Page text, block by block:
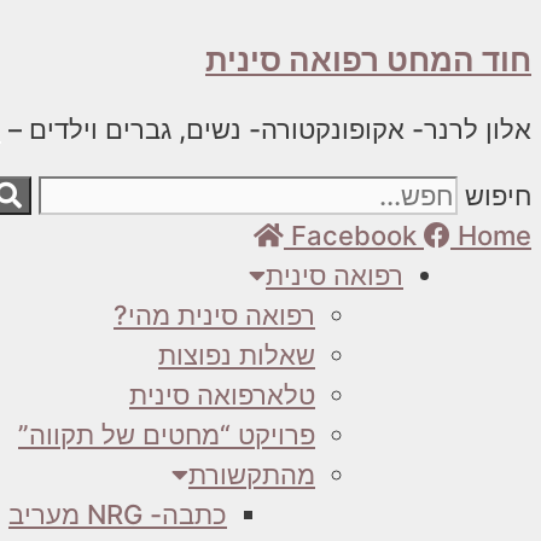
לתוכן
חוד המחט רפואה סינית
אלון לרנר- אקופונקטורה- נשים, גברים וילדים –
חיפוש
Facebook
Home
רפואה סינית
רפואה סינית מהי?
שאלות נפוצות
טלארפואה סינית
פרויקט “מחטים של תקווה”
מהתקשורת
כתבה- NRG מעריב